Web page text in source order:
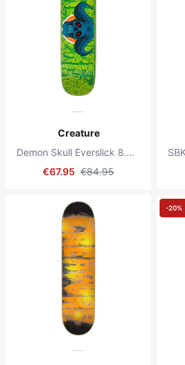
Creature
Demon Skull Everslick 8.59" Skateboard Deck
€67.95 €84.95
-20%